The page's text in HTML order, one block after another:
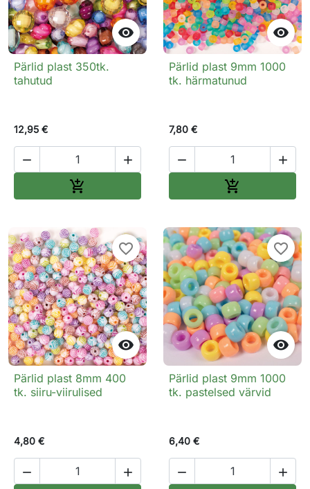

Pärlid plast 350tk.
tahutud
12,95 €
 


Pärlid plast 9mm 1000
tk. härmatunud
7,80 €
 


favorite_border
Pärlid plast 8mm 400
tk. siiru-viirulised
4,80 €
 

favorite_border
Pärlid plast 9mm 1000
tk. pastelsed värvid
6,40 €
 